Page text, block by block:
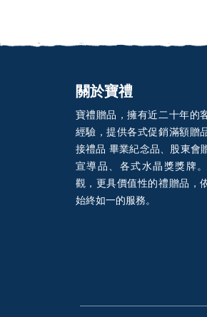
關於寶禮
寶禮贈品，擁有近二十年的
經驗，提供各式促銷滿額贈
接禮品 畢業紀念品、股東會
宣導品、各式水晶獎獎牌
觀，更具價值性的禮贈品，
始終如一的服務。